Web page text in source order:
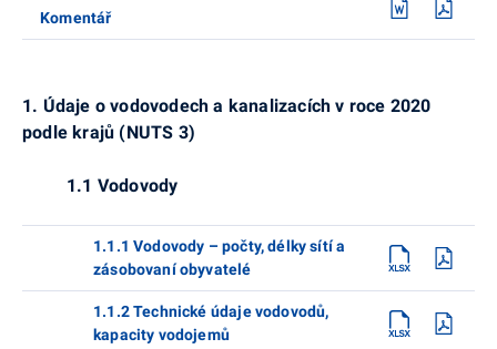
Komentář
1. Údaje o vodovodech a kanalizacích v roce 2020
podle krajů (NUTS 3)
1.1 Vodovody
1.1.1 Vodovody – počty, délky sítí a
zásobovaní obyvatelé
1.1.2 Technické údaje vodovodů,
kapacity vodojemů